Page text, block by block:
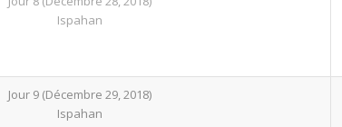
Ispahan
Jour 9 (Décembre 29, 2018)
Ispahan